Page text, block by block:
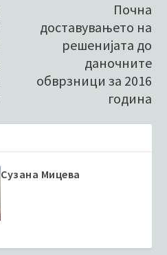
Почна
доставувањето на
решенијата до
даночните
обврзници за 2016
година
Сузана Мицева